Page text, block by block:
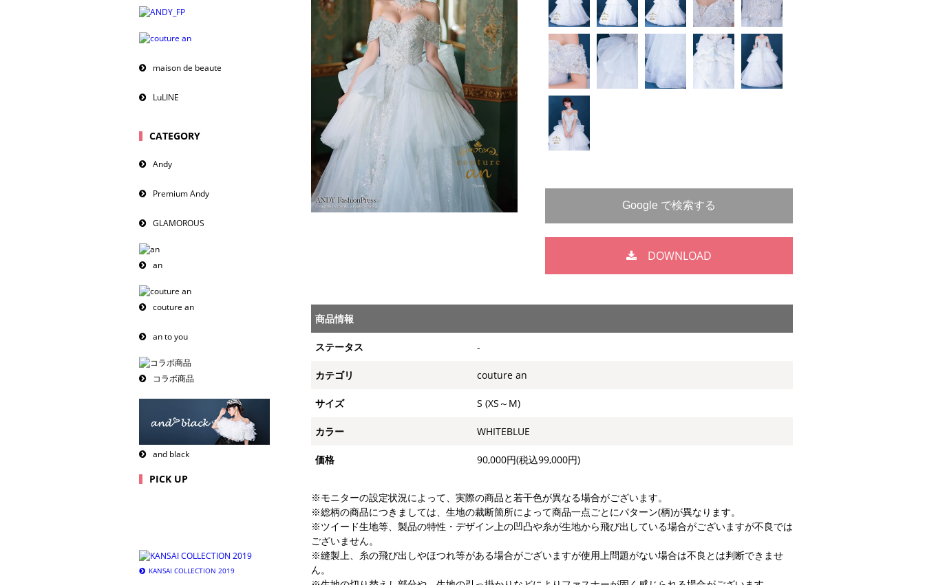
maison de beaute
LuLINE
CATEGORY
Andy
Premium Andy
GLAMOROUS
an
couture an
an to you
コラボ商品
and black
PICK UP
KANSAI COLLECTION 2019
DOWNLOAD
商品情報
ステータス -
カテゴリ couture an
サイズ S (XS～M)
カラー WHITEBLUE
価格 90,000円(税込99,000円)
※モニターの設定状況によって、実際の商品と若干色が異なる場合がございます。
※総柄の商品につきましては、生地の裁断箇所によって商品一点ごとにパターン(柄)が異なります。
※ツイード生地等、製品の特性・デザイン上の凹凸や糸が生地から飛び出している場合がございますが不良では
ございません。
※縫製上、糸の飛び出しやほつれ等がある場合がございますが使用上問題がない場合は不良とは判断できませ
ん。